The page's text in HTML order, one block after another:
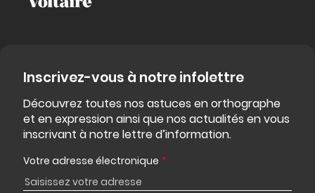
Inscrivez-vous à notre infolettre
Découvrez toutes nos astuces en orthographe
et en expression ainsi que nos actualités en vous
inscrivant à notre lettre d’information.
Votre adresse électronique *